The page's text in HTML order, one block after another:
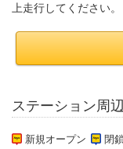
上走行してください。
ステーション周
新規オープン 閉